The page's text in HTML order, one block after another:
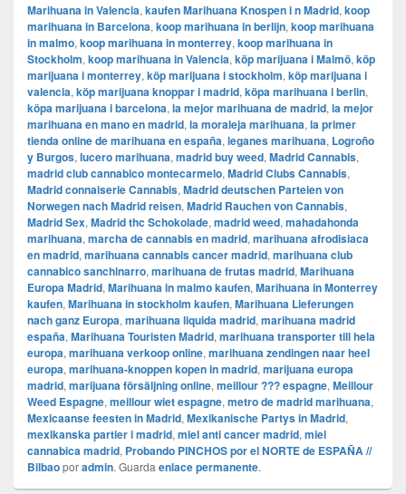
Marihuana in Valencia, kaufen Marihuana Knospen i n Madrid, koop
marihuana in Barcelona, koop marihuana in berlijn, koop marihuana
in malmo, koop marihuana in monterrey, koop marihuana in
Stockholm, ​​koop marihuana in Valencia, köp marijuana i Malmö, köp
marijuana i monterrey, köp marijuana i stockholm, ​​köp marijuana i
valencia, köp marijuana knoppar i madrid, köpa marihuana i berlin,
köpa marijuana i barcelona, la mejor marihuana de madrid, la mejor
marihuana en mano en madrid, la moraleja marihuana, la primer
tienda online de marihuana en españa, leganes marihuana, Logroño
y Burgos, lucero marihuana, madrid buy weed, Madrid Cannabis,
madrid club cannabico montecarmelo, Madrid Clubs Cannabis,
Madrid connaiserie Cannabis, Madrid deutschen Parteien von
Norwegen nach Madrid reisen, Madrid Rauchen von Cannabis,
Madrid Sex, Madrid thc Schokolade, madrid weed, mahadahonda
marihuana, marcha de cannabis en madrid, marihuana afrodisiaca
en madrid, marihuana cannabis cancer madrid, marihuana club
cannabico sanchinarro, marihuana de frutas madrid, Marihuana
Europa Madrid, Marihuana in malmo kaufen, Marihuana in Monterrey
kaufen, Marihuana in stockholm kaufen, Marihuana Lieferungen
nach ganz Europa, marihuana liquida madrid, marihuana madrid
españa, Marihuana Touristen Madrid, marihuana transporter till hela
europa, marihuana verkoop online, marihuana zendingen naar heel
europa, marihuana-knoppen kopen in madrid, marijuana europa
madrid, marijuana försäljning online, meillour ??? espagne, Meillour
Weed Espagne, meillour wiet espagne, metro de madrid marihuana,
Mexicaanse feesten in Madrid, Mexikanische Partys in Madrid,
mexikanska partier i madrid, miel anti cancer madrid, miel
cannabica madrid, Probando PINCHOS por el NORTE de ESPAÑA //
Bilbaoporadmin. Guarda enlace permanente.